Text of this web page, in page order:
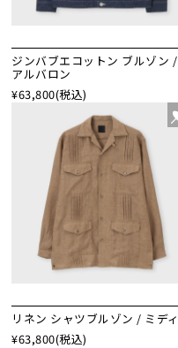
ジンバブエコットン ブルゾン /
アルバロン
¥63,800(税込)
リネン シャツブルゾン / ミディ
¥63,800(税込)